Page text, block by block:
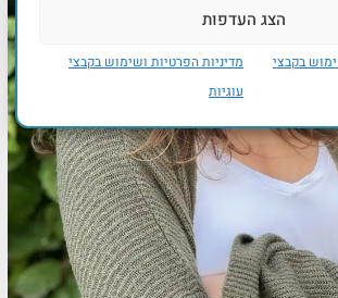
הצג העדפות
בקבצי
מדיניות הפרטיות ושימוש בקבצי
עוגיות